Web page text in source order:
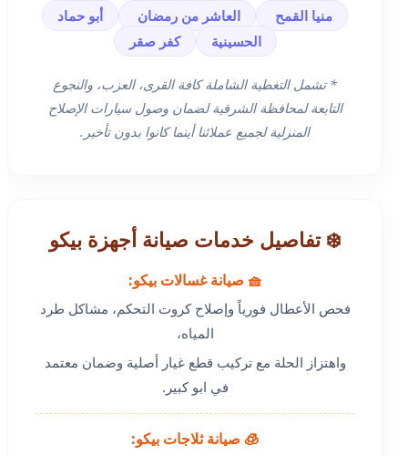
منيا القمح
العاشر من رمضان
أبو حماد
الحسينية
كفر صقر
* تشمل التغطية الشاملة كافة القرى، العزب، والنجوع
التابعة لمحافظة الشرقية لضمان وصول سيارات الإصلاح
المنزلية لجميع عملائنا أينما كانوا بدون تأخير.
❄️ تفاصيل خدمات صيانة أجهزة بيكو
🧺 صيانة غسالات بيكو:
فحص الأعطال فورياً وإصلاح كروت التحكم، مشاكل طرد
المياه،
واهتزاز الحلة مع تركيب قطع غيار أصلية وضمان معتمد
في ابو كبير.
🧊 صيانة ثلاجات بيكو: